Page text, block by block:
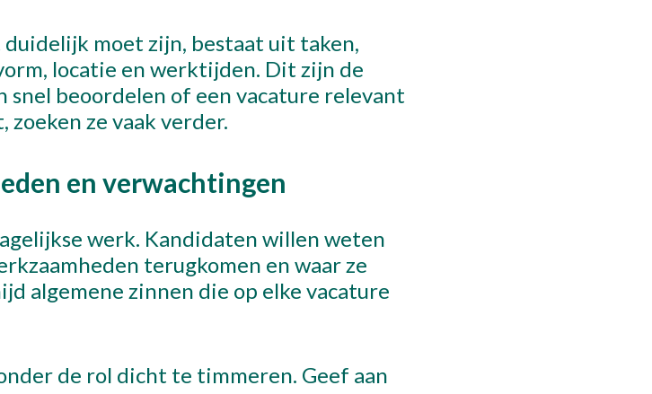
moet zijn, bestaat uit taken,
locatie en werktijden. Dit zijn de
beoordelen of een vacature relevant
ze vaak verder.
en verwachtingen
werk. Kandidaten willen weten
terugkomen en waar ze
algemene zinnen die op elke vacature
de rol dicht te timmeren. Geef aan